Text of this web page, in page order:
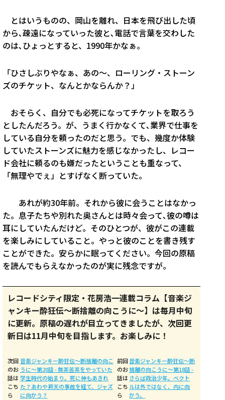
とはいうものの、岡山を離れ、日本を飛び出した頃
から､疎遠になっていった彼と､電話で言葉を交わした
のは､ひょっとすると、1990年かなぁ。
「ひさしぶりやなぁ、あの〜、ローリング・ストーン
ズのチケット、なんとかならんか？」
おそらく、自分でも必死になってチケットを取ろう
としたんだろう。が、うまく行かなくて､業界で仕事を
している自分を頼ったのだと思う。でも、幾度か体験
していたストーンズに魅力を感じなかったし、レコー
ド会社に頼るのも嫌だったということも重なって、
「無理やでぇ」とすげなく断っていた。
あれが約30年前。それから彼に会うことはなかっ
た。息子たちや別れた奥さんとは時々会って､彼の噂は
耳にしていたんだけど。そのひとつが、彼がこの連載
を楽しみにしていること。やっと彼のことを書き残す
ことができた。安らかに眠ってください。今回の原稿
を読んでもらえなかったのが実に残念ですが。
レコードシティ限定・花房浩一連載コラム【音楽ジ
ャンキー酔狂伝〜断捨離の向こうに〜】は毎月中旬
に更新。原稿の遅れが目立ってきましたが、次回更
新日は11月中旬を目指します。お楽しみに！
次回
のお
話は
こち
ら
音楽ジャンキー酔狂伝〜断捨離の向こ
うに〜第20話 - 無茶苦茶をやっていた
学生時代の始まり。死に神もあきれ
た？あわや昇天の事故を経て、ジャズ
に向かう？
前回
のお
話は
こち
ら
音楽ジャンキー酔狂伝〜断
捨離の向こうに〜第18話 -
さらば政治少年。ベクト
ルは外ではなく、内に向
かう。